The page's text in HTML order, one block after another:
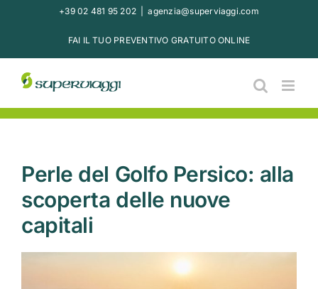
+39 02 481 95 202 agenzia@superviaggi.com
FAI IL TUO PREVENTIVO GRATUITO ONLINE
Perle del Golfo Persico: alla
scoperta delle nuove
capitali